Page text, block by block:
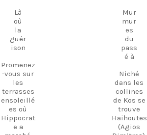
cadre
chargé
d'histoire.
De
nombreux
musique
grecque
jouée en
direct
emplit
l'air,
créant
une
d'initiés,
des lieux
à couper
le souffle
et vivre
des
expérienc
es
inoubliabl
es à
travers
l'île de
Kos.
septembre
Là
où
la
guér
ison
Promenez
-vous sur
les
terrasses
ensoleillé
es où
Hippocrat
e a
septembre
Mur
mur
es
du
pass
é à
Niché
dans les
collines
de Kos se
trouve
Haihoutes
(Agios